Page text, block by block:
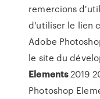
remercions
d'utiliser le lien
Adobe
le site du
Elements2019
Photoshop